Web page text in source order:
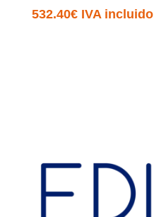
532.40€ IVA incluido